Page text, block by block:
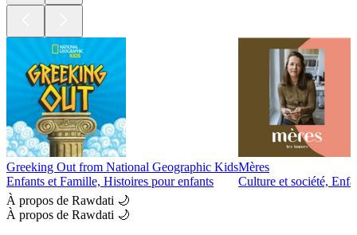
Greeking Out from National Geographic Kids
Enfants et Famille, Histoires pour enfants
Mères
Culture et société,
À propos de Rawdati 🌙
À propos de Rawdati 🌙